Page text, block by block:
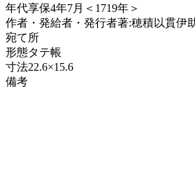
年代享保4年7月＜1719年＞
作者・発給者・発行者著:穂積以貫伊
宛て所
形態タテ帳
寸法22.6×15.6
備考